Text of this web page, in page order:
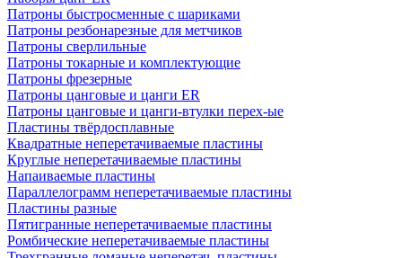
Патроны быстросменные с шариками
Патроны резбонарезные для метчиков
Патроны сверлильные
Патроны токарные и комплектующие
Патроны фрезерные
Патроны цанговые и цанги ER
Патроны цанговые и цанги-втулки перех-ые
Пластины твёрдосплавные
Квадратные неперетачиваемые пластины
Круглые неперетачиваемые пластины
Напаиваемые пластины
Параллелограмм неперетачиваемые пластины
Пластины разные
Пятигранные неперетачиваемые пластины
Ромбические неперетачиваемые пластины